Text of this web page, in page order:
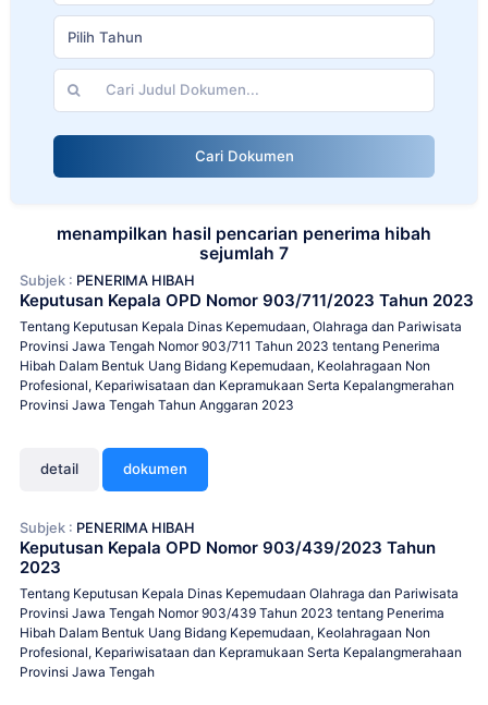
Pilih Tahun
Cari Dokumen
menampilkan hasil pencarian penerima hibah
sejumlah 7
Subjek : PENERIMA HIBAH
Keputusan Kepala OPD Nomor 903/711/2023 Tahun 2023
Tentang Keputusan Kepala Dinas Kepemudaan, Olahraga dan Pariwisata
Provinsi Jawa Tengah Nomor 903/711 Tahun 2023 tentang Penerima
Hibah Dalam Bentuk Uang Bidang Kepemudaan, Keolahragaan Non
Profesional, Kepariwisataan dan Kepramukaan Serta Kepalangmerahan
Provinsi Jawa Tengah Tahun Anggaran 2023
detail dokumen
Subjek : PENERIMA HIBAH
Keputusan Kepala OPD Nomor 903/439/2023 Tahun
2023
Tentang Keputusan Kepala Dinas Kepemudaan Olahraga dan Pariwisata
Provinsi Jawa Tengah Nomor 903/439 Tahun 2023 tentang Penerima
Hibah Dalam Bentuk Uang Bidang Kepemudaan, Keolahragaan Non
Profesional, Kepariwisataan dan Kepramukaan Serta Kepalangmerahaan
Provinsi Jawa Tengah